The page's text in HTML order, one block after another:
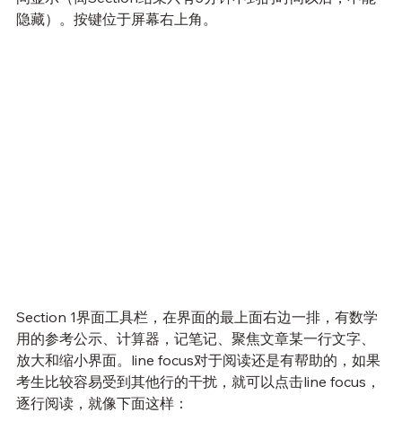
隐藏）。按键位于屏幕右上角。
Section 1界面工具栏，在界面的最上面右边一排，有数学
用的参考公示、计算器，记笔记、聚焦文章某一行文字、
放大和缩小界面。line focus对于阅读还是有帮助的，如果
考生比较容易受到其他行的干扰，就可以点击line focus，
逐行阅读，就像下面这样：